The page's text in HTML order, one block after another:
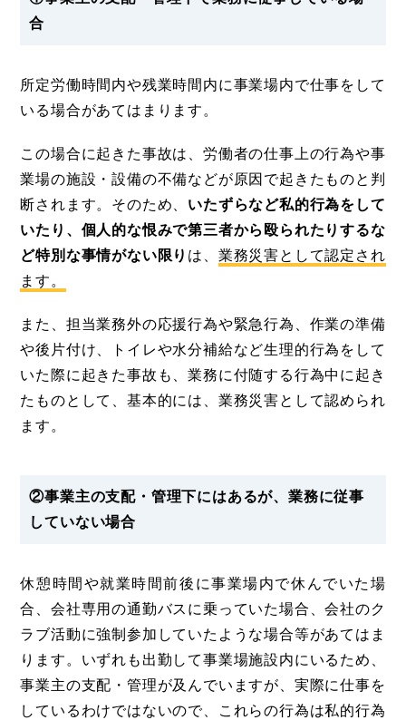
合
所定労働時間内や残業時間内に事業場内で仕事をして
いる場合があてはまります。
この場合に起きた事故は、労働者の仕事上の行為や事
業場の施設・設備の不備などが原因で起きたものと判
断されます。そのため、 いたずらなど私的行為をして
いたり、個人的な恨みで第三者から殴られたりするな
ど特別な事情がない限り は、 業務災害として認定され
ます。
また、担当業務外の応援行為や緊急行為、作業の準備
や後片付け、トイレや水分補給など生理的行為をして
いた際に起きた事故も、業務に付随する行為中に起き
たものとして、基本的には、業務災害として認められ
ます。
②事業主の支配・管理下にはあるが、業務に従事
していない場合
休憩時間や就業時間前後に事業場内で休んでいた場
合、会社専用の通勤バスに乗っていた場合、会社のク
ラブ活動に強制参加していたような場合等があてはま
ります。いずれも出勤して事業場施設内にいるため、
事業主の支配・管理が及んでいますが、実際に仕事を
しているわけではないので、これらの行為は私的行為